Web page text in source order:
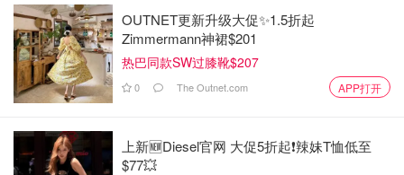
2025年8月2日下架影片：
《快乐男人：真正的约鲁巴恶魔》（Merry Men: The
Real Yoruba Demons） (2018)
《芦荟》（Aloe Vera） (2020)
OUTNET更新升级大促✨1.5折起
Zimmermann神裙$201
热巴同款SW过膝靴$207
0 The Outnet.com APP打开
上新🆕Diesel官网 大促5折起❗️辣妹T恤低至
$77💥